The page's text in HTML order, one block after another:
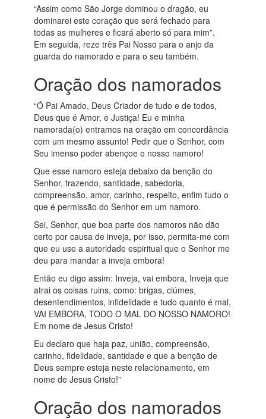
“Assim como São Jorge dominou o dragão, eu
dominarei este coração que será fechado para
todas as mulheres e ficará aberto só para mim”.
Em seguida, reze três Pai Nosso para o anjo da
guarda do namorado e para o seu também.
Oração dos namorados
“Ó Pai Amado, Deus Criador de tudo e de todos,
Deus que é Amor, e Justiça! Eu e minha
namorada(o) entramos na oração em concordância
com um mesmo assunto! Pedir que o Senhor, com
Seu imenso poder abençoe o nosso namoro!
Que esse namoro esteja debaixo da benção do
Senhor, trazendo, santidade, sabedoria,
compreensão, amor, carinho, respeito, enfim tudo o
que é permissão do Senhor em um namoro.
Sei, Senhor, que boa parte dos namoros não dão
certo por causa de inveja, por isso, permita-me com
que eu use a autoridade espiritual que o Senhor me
deu para mandar a inveja embora!
Então eu digo assim: Inveja, vai embora, Inveja que
atrai os coisas ruins, como: brigas, ciúmes,
desentendimentos, infidelidade e tudo quanto é mal,
VAI EMBORA, TODO O MAL DO NOSSO NAMORO!
Em nome de Jesus Cristo!
Eu declaro que haja paz, união, compreensão,
carinho, fidelidade, santidade e que a benção de
Deus sempre esteja neste relacionamento, em
nome de Jesus Cristo!”
Oração dos namorados